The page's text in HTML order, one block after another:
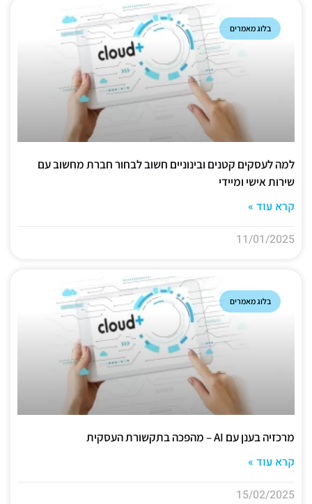
בלוג מאמרים
למה לעסקים קטנים ובינוניים חשוב לבחור חברת מחשוב עם
שירות אישי ומיידי
קרא עוד »
11/01/2025
בלוג מאמרים
מרכזיה בענן עם AI – מהפכה בתקשורת העסקית
קרא עוד »
15/02/2025